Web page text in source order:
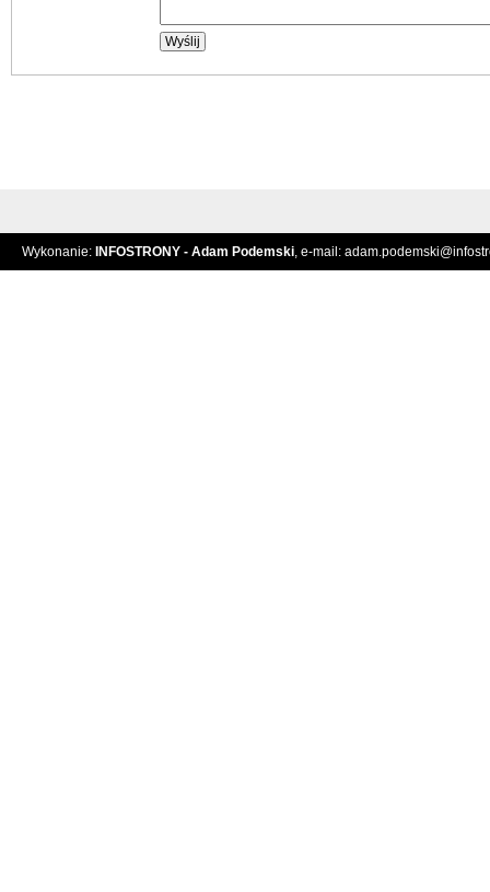
Wykonanie: INFOSTRONY - Adam Podemski, e-mail: